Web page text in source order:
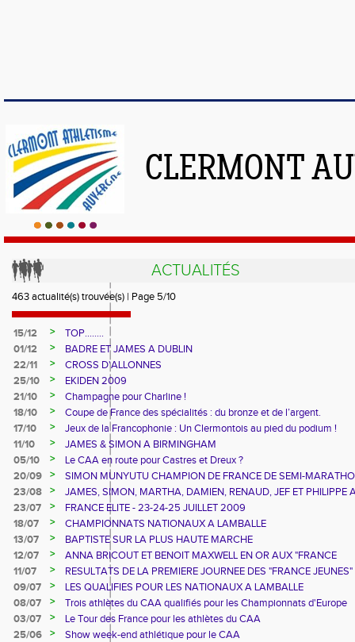
CLERMONT
ACTUALITÉS
463 actualité(s) trouvée(s) | Page 5/10
15/12 >
TOP........
01/12
>
BADRE ET JAMES A DUBLIN
22/11
>
CROSS D'ALLONNES
25/10
>
EKIDEN 2009
21/10
>
Champagne pour Charline !
18/10
>
Coupe de France des spécialités : du bronze et de l’argent.
17/10
>
Jeux de la Francophonie : Un Clermontois au pied du podium !
11/10
>
JAMES & SIMON A BIRMINGHAM
05/10
>
Le CAA en route pour Castres et Dreux ?
20/09
>
SIMON MUNYUTU CHAMPION DE FRANCE DE SEMI-
23/08
>
JAMES, SIMON, MARTHA, DAMIEN, RENAUD, JEF ET PHILIPPE
BERLIN
23/07 >
FRANCE ELITE - 23-24-25 JUILLET 2009
18/07
>
CHAMPIONNATS NATIONAUX A LAMBALLE
13/07
>
BAPTISTE SUR LA PLUS HAUTE MARCHE
12/07
>
ANNA BRICOUT ET BENOIT MAXWELL EN OR AUX "FRANCE
JEUNES"
11/07 >
RESULTATS DE LA PREMIERE JOURNEE DES "FRANCE JEUNES"
09/07
>
LES QUALIFIES POUR LES NATIONAUX A LAMBALLE
08/07
>
Trois athlètes du CAA qualifiés pour les Championnats d'Europe
Espoirs à Kaunas (LITUANIE) du 16 au 19 juillet 2009.
03/07 >
Le Tour des France pour les athlètes du CAA
25/06
>
Show week-end athlétique pour le CAA